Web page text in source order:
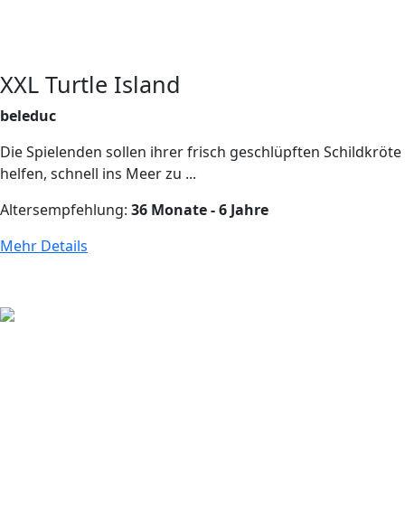
XXL Turtle Island
beleduc
Die Spielenden sollen ihrer frisch geschlüpften Schildkröte
helfen, schnell ins Meer zu ...
Altersempfehlung: 36 Monate - 6 Jahre
Mehr Details